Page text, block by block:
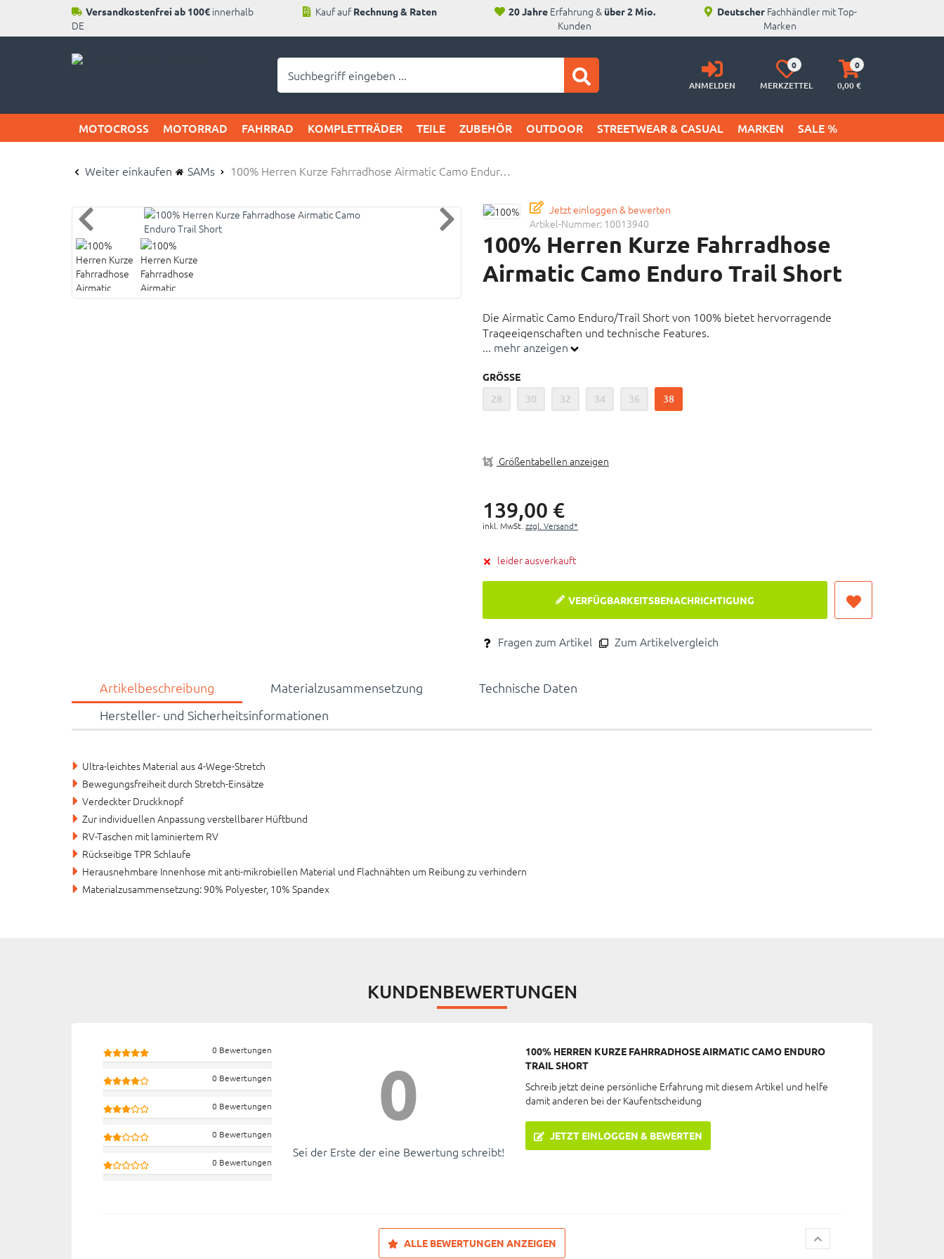
Versandkostenfrei ab 100€ innerhalb
DE
Kauf aufRechnung & Raten 20 JahreErfahrung & über 2 Mio.
Kunden
Deutscher Fachhändler mit Top-
Marken
Anmelden
ANMELDEN
Merkzettel
aufklappen
0
MERKZETTEL
Warenkorb
aufklappen
0
0,00€
MOTOCROSS MOTORRAD FAHRRAD KOMPLETTRÄDER TEILE ZUBEHÖR OUTDOOR STREETWEAR & CASUAL MARKEN SALE %
Weiter einkaufen SAMs 100% Herren Kurze Fahrradhose Airmatic Camo Endur…
Jetzt einloggen & bewerten
Artikel-Nummer: 10013940
100% Herren Kurze Fahrradhose
Airmatic Camo Enduro Trail Short
Die Airmatic Camo Enduro/Trail Short von 100% bietet hervorragende
Trageeigenschaften und technische Features.
Länger geschnittene Enduro Shorts
Ultra leicht
Stretch-Einsätze
... mehr anzeigen
GRÖSSE
28 30 32 34 36 38
Größentabellen anzeigen
139,00 €
inkl. MwSt. zzgl. Versand*
leider ausverkauft
VERFÜGBARKEITSBENACHRICHTIGUNG
Fragen zum Artikel Zum Artikelvergleich
Artikelbeschreibung Materialzusammensetzung
Technische Daten
Hersteller- und Sicherheitsinformationen
Ultra-leichtes Material aus 4-Wege-Stretch
Bewegungsfreiheit durch Stretch-Einsätze
Verdeckter Druckknopf
Zur individuellen Anpassung verstellbarer Hüftbund
RV-Taschen mit laminiertem RV
Rückseitige TPR Schlaufe
Herausnehmbare Innenhose mit anti-mikrobiellen Material und Flachnähten um Reibung zu verhindern
Materialzusammensetzung: 90% Polyester, 10% Spandex
KUNDENBEWERTUNGEN
0 Bewertungen
0 Bewertungen
0 Bewertungen
0 Bewertungen
0 Bewertungen
0
Sei der Erste der eine Bewertung schreibt!
100% HERREN KURZE FAHRRADHOSE AIRMATIC CAMO ENDURO
TRAIL SHORT
Schreib jetzt deine persönliche Erfahrung mit diesem Artikel und helfe
damit anderen bei der Kaufentscheidung
JETZT EINLOGGEN & BEWERTEN
ALLE BEWERTUNGEN ANZEIGEN